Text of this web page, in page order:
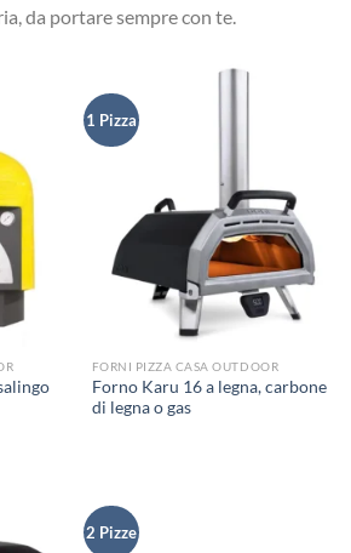
da portare sempre con te.
1 Pizza
FORNI PIZZA CASA OUTDOOR
Forno Karu 16 a legna, carbone
di legna o gas
2 Pizze